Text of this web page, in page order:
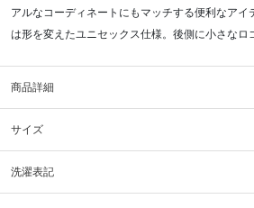
アルなコーディネートにもマッチする便利なアイ
は形を変えたユニセックス仕様。後側に小さなロ
商品詳細
サイズ
洗濯表記